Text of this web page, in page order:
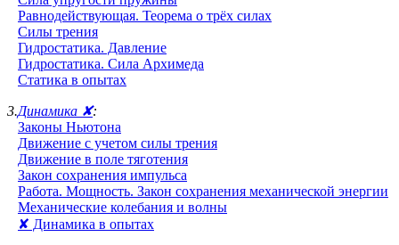
Равнодействующая. Теорема о трёх силах
Силы трения
Гидростатика. Давление
Гидростатика. Сила Архимеда
Статика в опытах
3.Динамика ✘:
Законы Ньютона
Движение с учетом силы трения
Движение в поле тяготения
Закон сохранения импульса
Работа. Мощность. Закон сохранения механической энергии
Механические колебания и волны
✘ Динамика в опытах